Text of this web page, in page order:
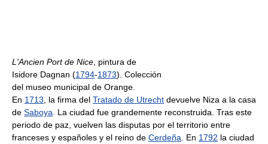
L'Ancien Port de Nice , pintura de
Isidore Dagnan (1794-1873). Colección
del museo municipal de Orange.
En 1713 , la firma del Tratado de Utrecht devuelve Niza a la casa
de Saboya . La ciudad fue grandemente reconstruida. Tras este
periodo de paz, vuelven las disputas por el territorio entre
franceses y españoles y el reino de Cerdeña . En 1792 la ciudad